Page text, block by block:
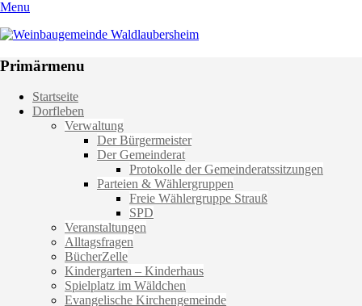
Menu
Weinbaugemeinde Waldlaubersheim
Primärmenu
Weiter
zum
Startseite
Dorfleben
Verwaltung
Der Bürgermeister
Der Gemeinderat
Protokolle der Gemeinderatssitzungen
Parteien & Wählergruppen
Freie Wählergruppe Strauß
SPD
Veranstaltungen
Alltagsfragen
BücherZelle
Kindergarten – Kinderhaus
Spielplatz im Wäldchen
Evangelische Kirchengemeinde